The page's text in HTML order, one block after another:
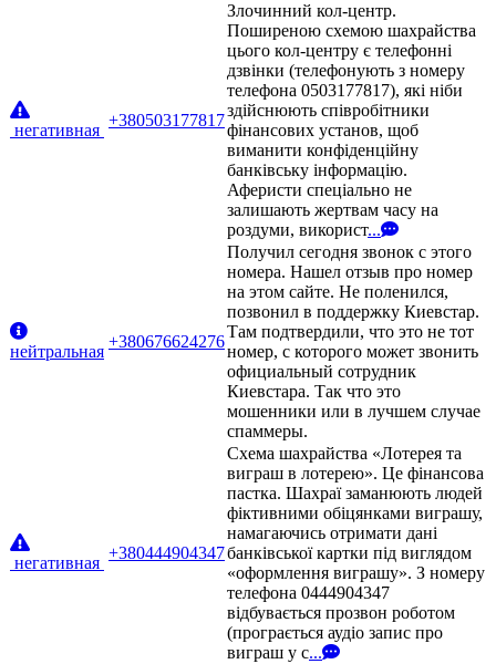
негативная
+380503177817
Злочинний кол-центр.
Поширеною схемою шахрайства
цього кол-центру є телефонні
дзвінки (телефонують з номеру
телефона 0503177817), які ніби
здійснюють співробітники
фінансових установ, щоб
виманити конфіденційну
банківську інформацію.
Аферисти спеціально не
залишають жертвам часу на
роздуми, використ...
нейтральная
+380676624276
Получил сегодня звонок с этого
номера. Нашел отзыв про номер
на этом сайте. Не поленился,
позвонил в поддержку Киевстар.
Там подтвердили, что это не тот
номер, с которого может звонить
официальный сотрудник
Киевстара. Так что это
мошенники или в лучшем случае
спаммеры.
негативная
+380444904347
Схема шахрайства «Лотерея та
виграш в лотерею». Це фінансова
пастка. Шахраї заманюють людей
фіктивними обіцянками виграшу,
намагаючись отримати дані
банківської картки під виглядом
«оформлення виграшу». З номеру
телефона 0444904347
відбувається прозвон роботом
(програється аудіо запис про
виграш у с...